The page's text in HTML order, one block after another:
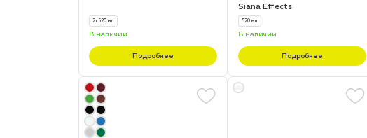
2х520 мл
В наличии
Подробнее
Siana Effects
520 мл
В наличии
Подробнее